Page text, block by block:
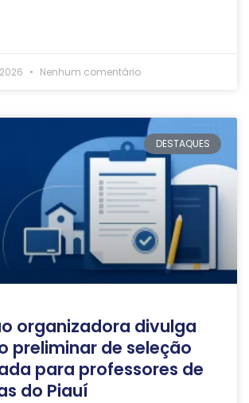
Nenhum comentário
DESTAQUES
organizadora divulga
preliminar de seleção
para professores de
do Piauí